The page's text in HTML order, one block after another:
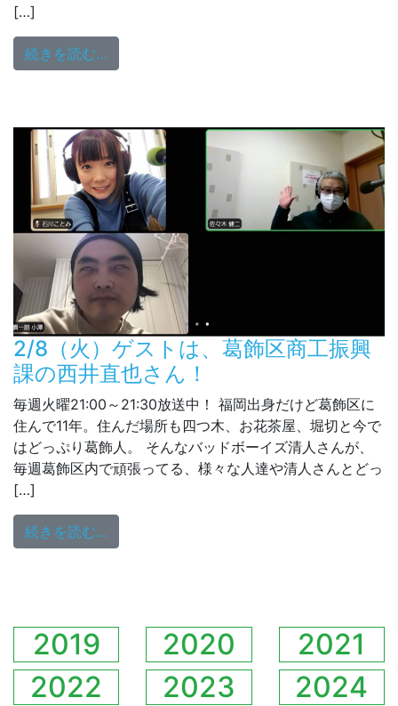
[…]
続きを読む…
2/8（火）ゲストは、葛飾区商工振興
課の西井直也さん！
毎週火曜21:00～21:30放送中！ 福岡出身だけど葛飾区に
住んで11年。住んだ場所も四つ木、お花茶屋、堀切と今で
はどっぷり葛飾人。 そんなバッドボーイズ清人さんが、
毎週葛飾区内で頑張ってる、様々な人達や清人さんとどっ
[…]
続きを読む…
2019 2020
2021
2022
2023 2024